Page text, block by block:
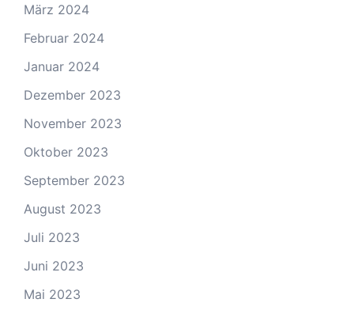
März 2024
Februar 2024
Januar 2024
Dezember 2023
November 2023
Oktober 2023
September 2023
August 2023
Juli 2023
Juni 2023
Mai 2023